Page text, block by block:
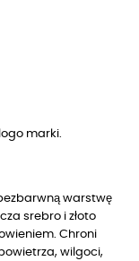
marki.
warstwę
srebro i złoto
Chroni
wilgoci,